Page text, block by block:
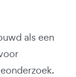
als een